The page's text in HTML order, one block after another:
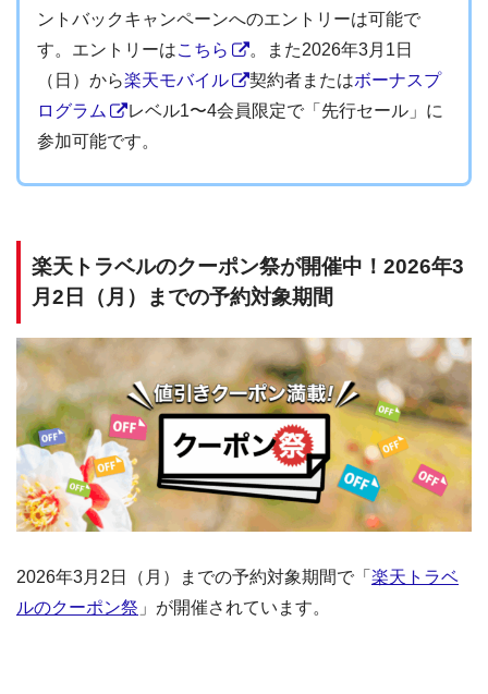
ントバックキャンペーンへのエントリーは可能で
す。エントリーはこちら
。また2026年3月1日
（日）から楽天モバイル 契約者またはボーナスプ
ログラム
レベル1〜4会員限定で「先行セール」に
参加可能です。
楽天トラベルのクーポン祭が開催中！2026年3
月2日（月）までの予約対象期間
2026年3月2日（月）までの予約対象期間で「 楽天トラベ
ルのクーポン祭 」が開催されています。